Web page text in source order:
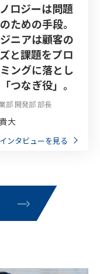
ロジーは問題
ための手段。
ニアは顧客の
と課題をプロ
ングに落とし
つなぎ役」。
部 開発部 部長
大
インタビューを見る